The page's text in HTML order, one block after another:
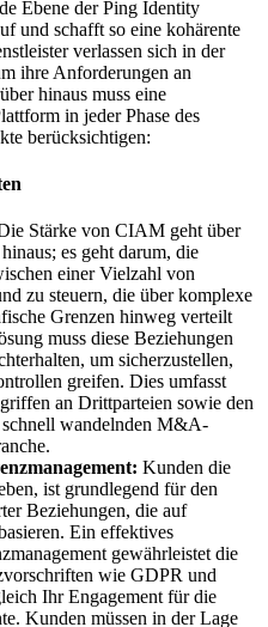
Ebene der Ping Identity
und schafft so eine kohärente
verlassen sich in der
ihre Anforderungen an
hinaus muss eine
in jeder Phase des
berücksichtigen:
Stärke von CIAM geht über
es geht darum, die
einer Vielzahl von
zu steuern, die über komplexe
Grenzen hinweg verteilt
muss diese Beziehungen
um sicherzustellen,
greifen. Dies umfasst
an Drittparteien sowie den
wandelnden M&A-
Kunden die
ist grundlegend für den
Beziehungen, die auf
Ein effektives
gewährleistet die
wie GDPR und
Ihr Engagement für die
Kunden müssen in der Lage